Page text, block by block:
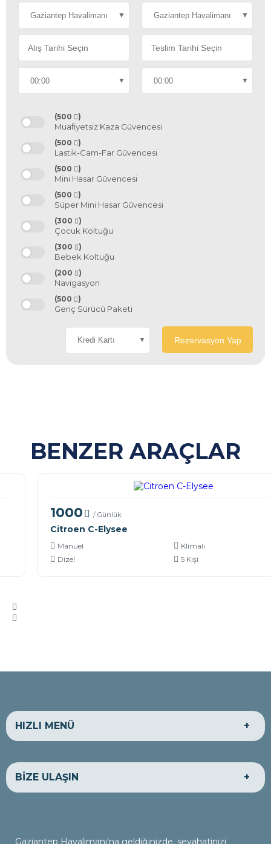
(500 )
Muafiyetsiz Kaza Güvencesi
(500 )
Lastik-Cam-Far Güvencesi
(500 )
Mini Hasar Güvencesi
(500 )
Süper Mini Hasar Güvencesi
(300 )
Çocuk Koltuğu
(300 )
Bebek Koltuğu
(200 )
Navigasyon
(500 )
Genç Sürücü Paketi
Rezervasyon Yap
BENZER ARAÇLAR
1000 / Günlük
Citroen C-Elysee
Manuel
Klimalı
Dizel
5 Kişi
HIZLI MENÜ
HAKKIMIZDA
EKONOMİK ARAÇLAR
LÜKS ARAÇLAR
BANKA HESAPLARIMIZ
BİZE ULAŞIN
BİZE ULAŞIN
Gaziantep Havalimanı'na geldiğinizde, seyahatinizi